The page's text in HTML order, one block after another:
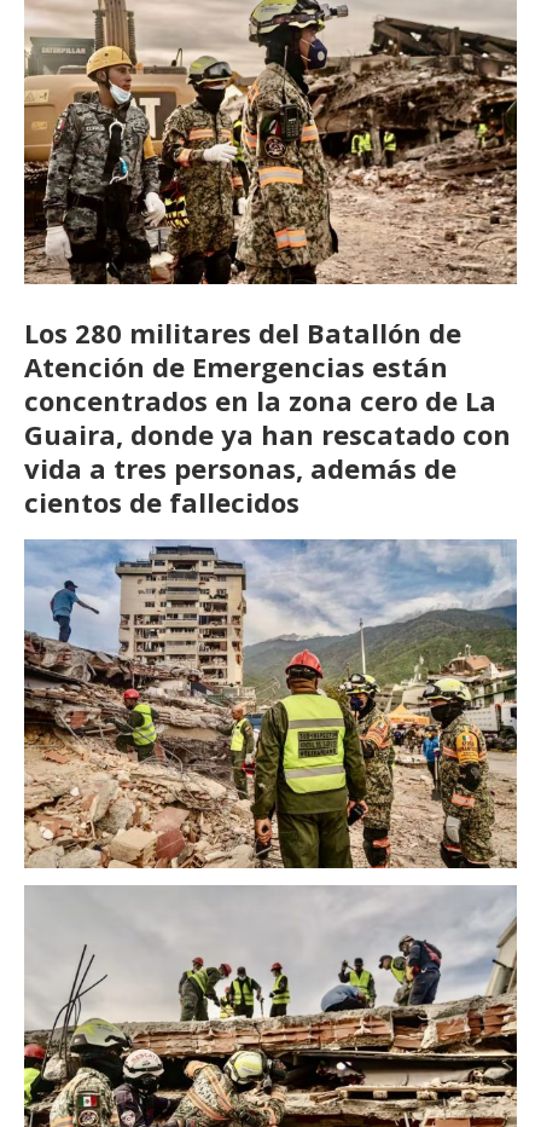
Los 280 militares del Batallón de
Atención de Emergencias están
concentrados en la zona cero de La
Guaira, donde ya han rescatado con
vida a tres personas, además de
cientos de fallecidos